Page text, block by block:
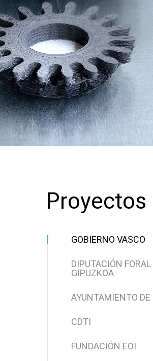
Proyectos
GOBIERNO VASCO
DIPUTACIÓN FORAL
GIPUZKOA
AYUNTAMIENTO DE
CDTI
FUNDACIÓN EOI